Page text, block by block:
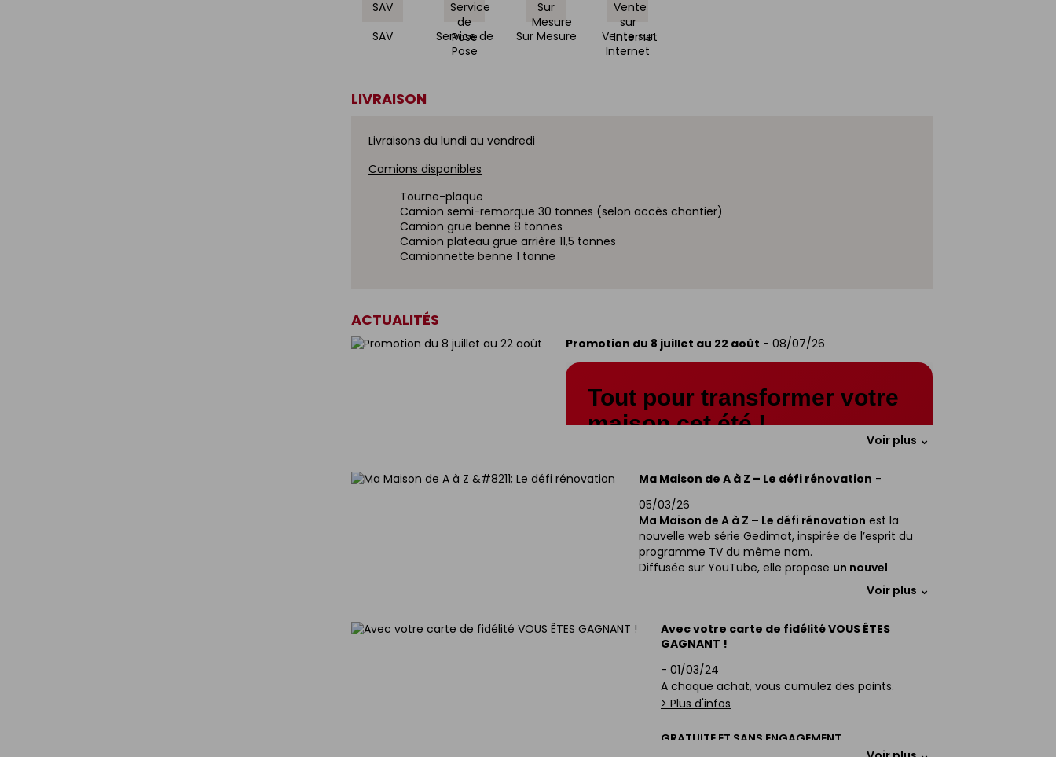
SAV
Service de
Pose
Sur Mesure
Vente sur
Internet
LIVRAISON
Livraisons du lundi au vendredi
Camions disponibles
Tourne-plaque
Camion semi-remorque 30 tonnes (selon accès chantier)
Camion grue benne 8 tonnes
Camion plateau grue arrière 11,5 tonnes
Camionnette benne 1 tonne
ACTUALITÉS
Promotion du 8 juillet au 22 août - 08/07/26
Tout pour transformer votre
maison cet été !
outillage… profitez de nos offres spéciales pour lancer
vos chantiers d’été au meilleur prix.
Voir les produits Feuilleter le e-prospectus
Voir plus
Ma Maison de A à Z – Le défi rénovation -
05/03/26
Ma Maison de A à Z – Le défi rénovation est la
nouvelle web série Gedimat, inspirée de l’esprit du
programme TV du même nom.
Diffusée sur YouTube, elle propose un nouvel
autour d’un défi concret de
Dans chaque épisode, Matthieu, présentateur de
l’émission, lance un défi à
abonnés sur Instagram
Pour relever ce défi, ils se rendent dans unmagasin
Gedimatafin de rencontrer un
Sur place, le vendeur analyse le projet, reformule le
besoin, pose les bonnes questions et oriente vers les
Voir plus
Avec votre carte de fidélité VOUS ÊTES
GAGNANT !
- 01/03/24
A chaque achat, vous cumulez des points.
> Plus d'infos
GRATUITE ET SANS ENGAGEMENT.